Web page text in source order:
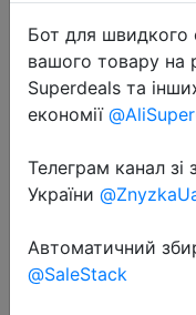
Набор
Бот для швидкого
вашого товару на
Superdeals та
економії
Телеграм канал
України
Автоматичний
@SaleStack